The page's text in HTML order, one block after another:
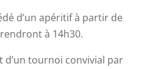
d’un apéritif à partir de
à 14h30.
d’un tournoi convivial par